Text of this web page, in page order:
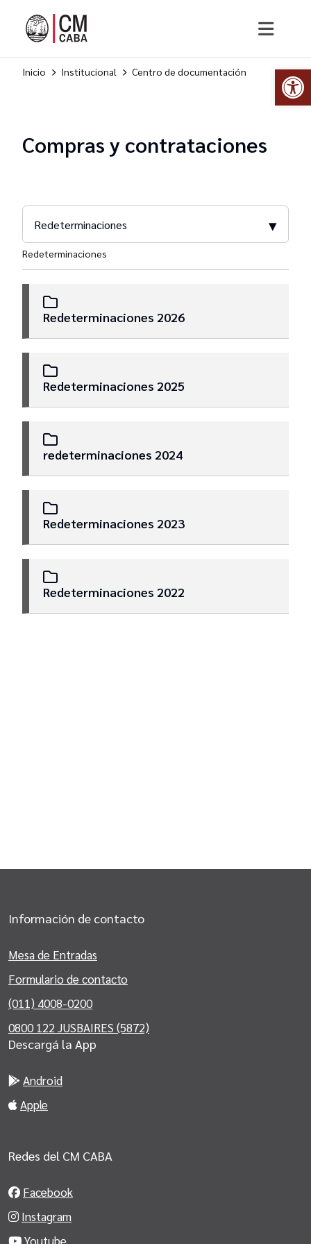
Inicio Institucional Centro de documentación
Compras y contrataciones
Redeterminaciones ▾
Disposiciones DGCyC
Resoluciones SAGyP
Preadjudicaciones
Redeterminaciones
Redeterminaciones
Redeterminaciones 2026
Redeterminaciones 2025
redeterminaciones 2024
Redeterminaciones 2023
Redeterminaciones 2022
Información de contacto
Mesa de Entradas
Formulario de contacto
(011) 4008-0200
0800 122 JUSBAIRES (5872)
Descargá la App
Android
Apple
Redes del CM CABA
Facebook
Instagram
Youtube